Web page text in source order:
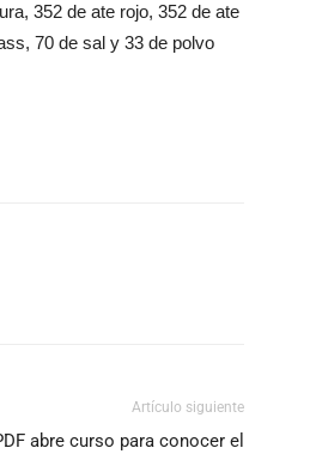
352 de ate rojo, 352 de ate
70 de sal y 33 de polvo
Artículo siguiente
abre curso para conocer el